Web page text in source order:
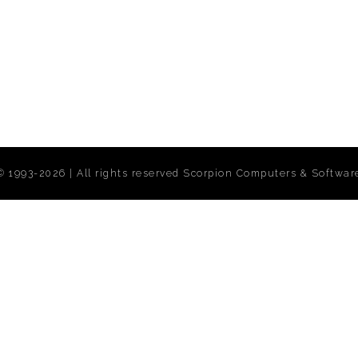
1993-2026 | All rights reserved Scorpion Computers &